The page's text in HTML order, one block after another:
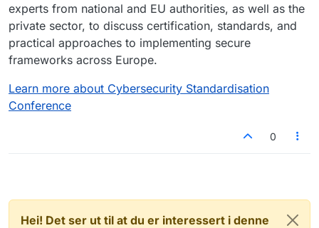
experts from national and EU authorities, as well as the
private sector, to discuss certification, standards, and
practical approaches to implementing secure
frameworks across Europe.
Learn more about Cybersecurity Standardisation
Conference
0
Hei! Det ser ut til at du er interessert i denne